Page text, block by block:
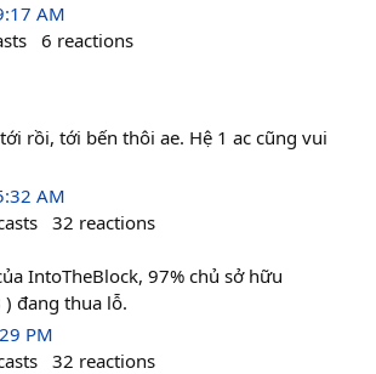
AM
6 reactions
rồi, tới bến thôi ae. Hệ 1 ac cũng vui
AM
32 reactions
IntoTheBlock, 97% chủ sở hữu
đang thua lỗ.
PM
32 reactions